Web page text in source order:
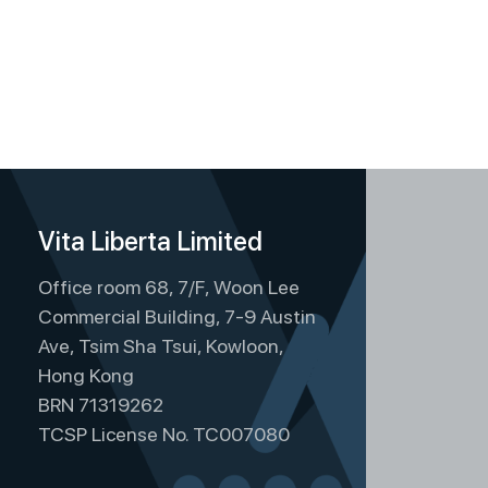
Vita Liberta Limited
Office room 68, 7/F, Woon Lee
Commercial Building, 7-9 Austin
Ave, Tsim Sha Tsui, Kowloon,
Hong Kong
BRN 71319262
TCSP License No. TC007080